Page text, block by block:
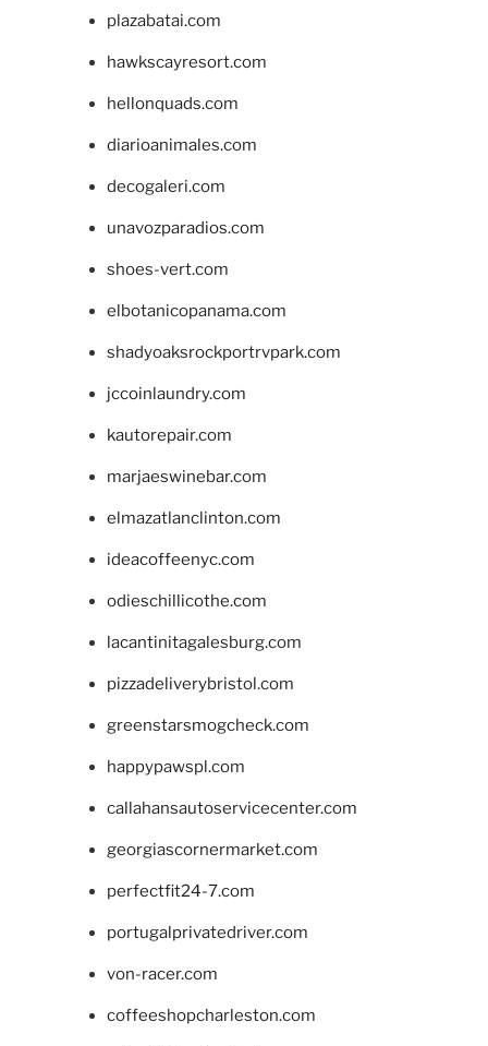
plazabatai.com
hawkscayresort.com
hellonquads.com
diarioanimales.com
decogaleri.com
unavozparadios.com
shoes-vert.com
elbotanicopanama.com
shadyoaksrockportrvpark.com
jccoinlaundry.com
kautorepair.com
marjaeswinebar.com
elmazatlanclinton.com
ideacoffeenyc.com
odieschillicothe.com
lacantinitagalesburg.com
pizzadeliverybristol.com
greenstarsmogcheck.com
happypawspl.com
callahansautoservicecenter.com
georgiascornermarket.com
perfectfit24-7.com
portugalprivatedriver.com
von-racer.com
coffeeshopcharleston.com